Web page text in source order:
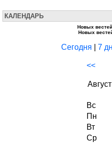
КАЛЕНДАРЬ
Новых
Новых
Сегодня 7
<<
Вс
Пн
Вт
Ср